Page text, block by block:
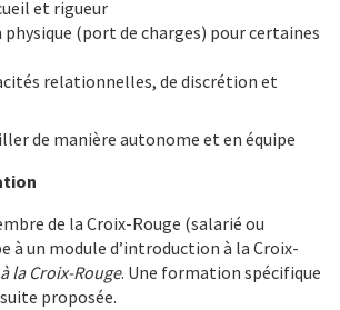
et rigueur
(port de charges) pour certaines
relationnelles, de discrétion et
de manière autonome et en équipe
de la Croix-Rouge (salarié ou
à un module d’introduction à la Croix-
la Croix-Rouge. Une formation spécifique
proposée.